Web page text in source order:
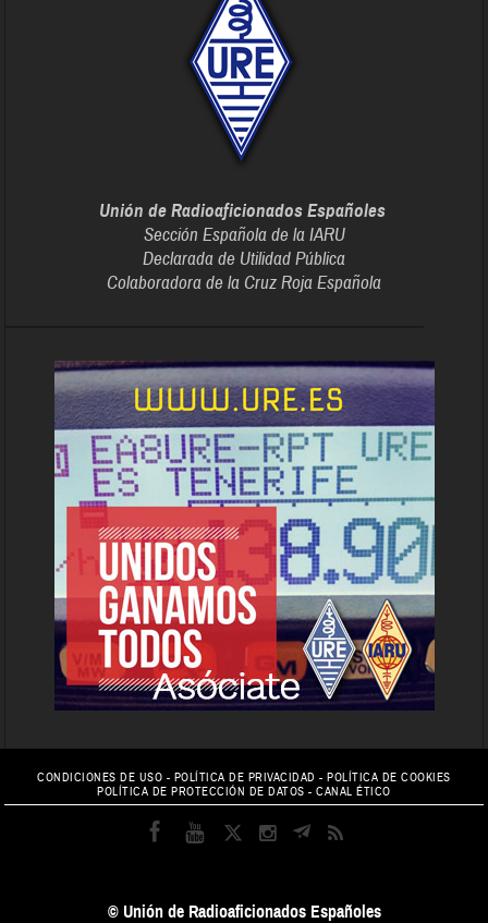
Unión de Radioaficionados Españoles
Sección Española de la IARU
Declarada de Utilidad Pública
Colaboradora de la Cruz Roja Española
CONDICIONES DE USO - POLÍTICA DE PRIVACIDAD -POLÍTICA DE COOKIES
POLÍTICA DE PROTECCIÓN DE DATOS -CANAL ÉTICO
© Unión de Radioaficionados Españoles